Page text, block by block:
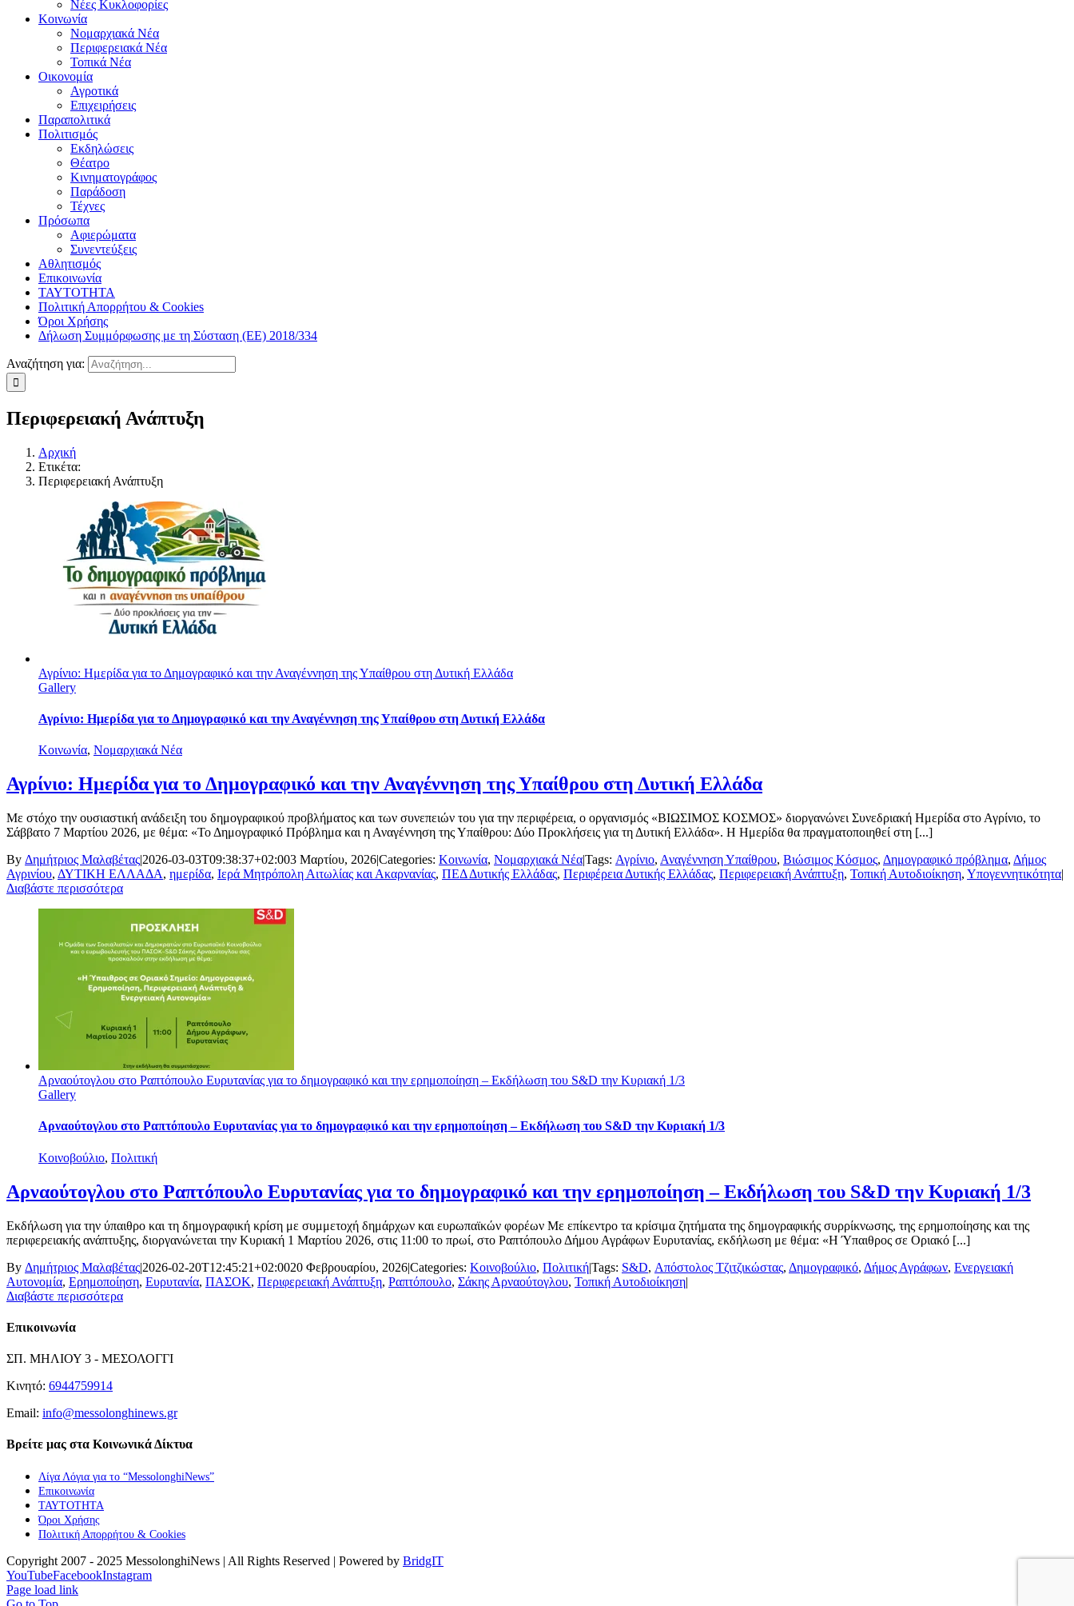
Νέες Κυκλοφορίες
Κοινωνία
Νομαρχιακά Νέα
Περιφερειακά Νέα
Τοπικά Νέα
Οικονομία
Αγροτικά
Επιχειρήσεις
Παραπολιτικά
Πολιτισμός
Εκδηλώσεις
Θέατρο
Κινηματογράφος
Παράδοση
Τέχνες
Πρόσωπα
Αφιερώματα
Συνεντεύξεις
Αθλητισμός
Επικοινωνία
ΤΑΥΤΟΤΗΤΑ
Πολιτική Απορρήτου & Cookies
Όροι Χρήσης
Δήλωση Συμμόρφωσης με τη Σύσταση (ΕΕ) 2018/334
Αναζήτηση για:
Περιφερειακή Ανάπτυξη
Αρχική
Ετικέτα:
Περιφερειακή Ανάπτυξη
Αγρίνιο: Ημερίδα για το Δημογραφικό και την Αναγέννηση της Υπαίθρου στη Δυτική Ελλάδα
Gallery
Αγρίνιο: Ημερίδα για το Δημογραφικό και την Αναγέννηση της Υπαίθρου στη Δυτική Ελλάδα
Κοινωνία, Νομαρχιακά Νέα
Αγρίνιο: Ημερίδα για το Δημογραφικό και την Αναγέννηση της Υπαίθρου στη Δυτική Ελλάδα
Με στόχο την ουσιαστική ανάδειξη του δημογραφικού προβλήματος και των συνεπειών του για την περιφέρεια, ο οργανισμός «ΒΙΩΣΙΜΟΣ ΚΟΣΜΟΣ» διοργανώνει Συνεδριακή Ημερίδα στο Αγρίνιο, το
Σάββατο 7 Μαρτίου 2026, με θέμα: «Το Δημογραφικό Πρόβλημα και η Αναγέννηση της Υπαίθρου: Δύο Προκλήσεις για τη Δυτική Ελλάδα». Η Ημερίδα θα πραγματοποιηθεί στη [...]
By Δημήτριος Μαλαβέτας|2026-03-03T09:38:37+02:003 Μαρτίου, 2026|Categories: Κοινωνία, Νομαρχιακά Νέα|Tags: Αγρίνιο, Αναγέννηση Υπαίθρου, Βιώσιμος Κόσμος, Δημογραφικό πρόβλημα, Δήμος
Αγρινίου, ΔΥΤΙΚΗ ΕΛΛΑΔΑ, ημερίδα, Ιερά Μητρόπολη Αιτωλίας και Ακαρνανίας, ΠΕΔ Δυτικής Ελλάδας, Περιφέρεια Δυτικής Ελλάδας, Περιφερειακή Ανάπτυξη, Τοπική Αυτοδιοίκηση, Υπογεννητικότητα|
Διαβάστε περισσότερα
Αρναούτογλου στο Ραπτόπουλο Ευρυτανίας για το δημογραφικό και την ερημοποίηση – Εκδήλωση του S&D την Κυριακή 1/3
Gallery
Αρναούτογλου στο Ραπτόπουλο Ευρυτανίας για το δημογραφικό και την ερημοποίηση – Εκδήλωση του S&D την Κυριακή 1/3
Κοινοβούλιο, Πολιτική
Αρναούτογλου στο Ραπτόπουλο Ευρυτανίας για το δημογραφικό και την ερημοποίηση – Εκδήλωση του S&D την Κυριακή 1/3
Εκδήλωση για την ύπαιθρο και τη δημογραφική κρίση με συμμετοχή δημάρχων και ευρωπαϊκών φορέων Με επίκεντρο τα κρίσιμα ζητήματα της δημογραφικής συρρίκνωσης, της ερημοποίησης και της
περιφερειακής ανάπτυξης, διοργανώνεται την Κυριακή 1 Μαρτίου 2026, στις 11:00 το πρωί, στο Ραπτόπουλο Δήμου Αγράφων Ευρυτανίας, εκδήλωση με θέμα: «Η Ύπαιθρος σε Οριακό [...]
By Δημήτριος Μαλαβέτας|2026-02-20T12:45:21+02:0020 Φεβρουαρίου, 2026|Categories: Κοινοβούλιο, Πολιτική|Tags: S&D, Απόστολος Τζιτζικώστας, Δημογραφικό, Δήμος Αγράφων, Ενεργειακή
Αυτονομία, Ερημοποίηση, Ευρυτανία, ΠΑΣΟΚ, Περιφερειακή Ανάπτυξη, Ραπτόπουλο, Σάκης Αρναούτογλου, Τοπική Αυτοδιοίκηση|
Διαβάστε περισσότερα
Επικοινωνία
ΣΠ. ΜΗΛΙΟΥ 3 - ΜΕΣΟΛΟΓΓΙ
Κινητό: 6944759914
Email: info@messolonghinews.gr
Βρείτε μας στα Κοινωνικά Δίκτυα
Λίγα Λόγια για το “MessolonghiNews”
Επικοινωνία
ΤΑΥΤΟΤΗΤΑ
Όροι Χρήσης
Πολιτική Απορρήτου & Cookies
Copyright 2007 - 2025 MessolonghiNews | All Rights Reserved | Powered by BridgIT
YouTubeFacebookInstagram
Page load link